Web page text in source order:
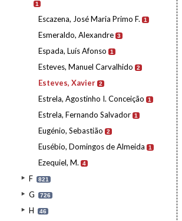
1
Escazena, José Maria Primo F. 1
Esmeraldo, Alexandre 3
Espada, Luís Afonso 1
Esteves, Manuel Carvalhido 2
Esteves, Xavier 2
Estrela, Agostinho I. Conceição 1
Estrela, Fernando Salvador 1
Eugénio, Sebastião 2
Eusébio, Domingos de Almeida 1
Ezequiel, M. 4
F 821
G 726
H 46